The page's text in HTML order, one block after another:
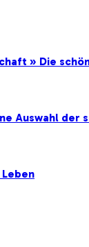
» Die
Auswahl der